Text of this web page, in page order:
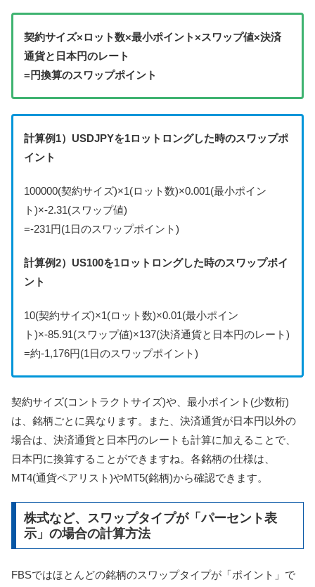
契約サイズ×ロット数×最小ポイント×スワップ値×決済
通貨と日本円のレート
=円換算のスワップポイント
計算例1）USDJPYを1ロットロングした時のスワップポ
イント
100000(契約サイズ)×1(ロット数)×0.001(最小ポイン
ト)×-2.31(スワップ値)
=-231円(1日のスワップポイント)
計算例2）US100を1ロットロングした時のスワップポイ
ント
10(契約サイズ)×1(ロット数)×0.01(最小ポイン
ト)×-85.91(スワップ値)×137(決済通貨と日本円のレート)
=約-1,176円(1日のスワップポイント)
契約サイズ(コントラクトサイズ)や、最小ポイント(少数桁)
は、銘柄ごとに異なります。また、決済通貨が日本円以外の
場合は、決済通貨と日本円のレートも計算に加えることで、
日本円に換算することができますね。各銘柄の仕様は、
MT4(通貨ペアリスト)やMT5(銘柄)から確認できます。
株式など、スワップタイプが「パーセント表
示」の場合の計算方法
FBSではほとんどの銘柄のスワップタイプが「ポイント」で